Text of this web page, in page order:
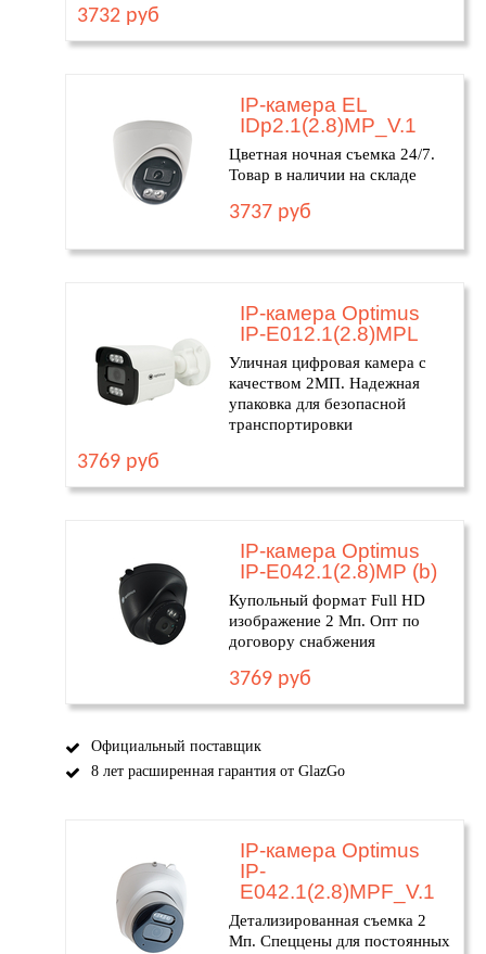
3732 руб
IP-камера EL
IDp2.1(2.8)MP_V.1
Цветная ночная съемка 24/7.
Товар в наличии на складе
3737 руб
IP-камера Optimus
IP-E012.1(2.8)MPL
Уличная цифровая камера с
качеством 2МП. Надежная
упаковка для безопасной
транспортировки
3769 руб
IP-камера Optimus
IP-E042.1(2.8)MP (b)
Купольный формат Full HD
изображение 2 Мп. Опт по
договору снабжения
3769 руб
Официальный поставщик
8 лет расширенная гарантия от GlazGo
IP-камера Optimus
IP-
E042.1(2.8)MPF_V.1
Детализированная съемка 2
Мп. Спеццены для постоянных